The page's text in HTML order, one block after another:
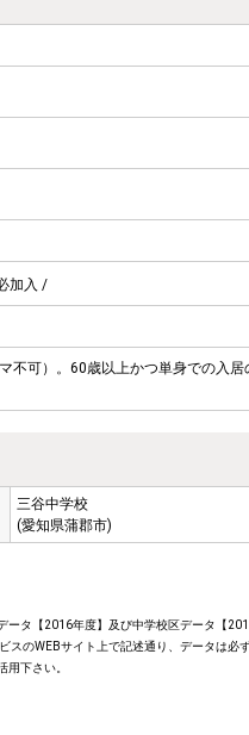
加入 /
不可）。60歳以上かつ単身での入居
三谷中学校
(愛知県蒲郡市)
ータ【2016年度】及び中学校区データ【
スのWEBサイト上で記述通り、データは必
下さい。